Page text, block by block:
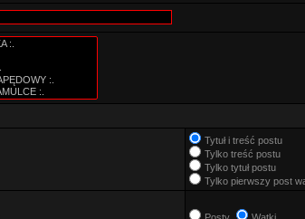
Tytuł i treść postu
Tylko treść postu
Tylko tytuł postu
Tylko pierwszy post